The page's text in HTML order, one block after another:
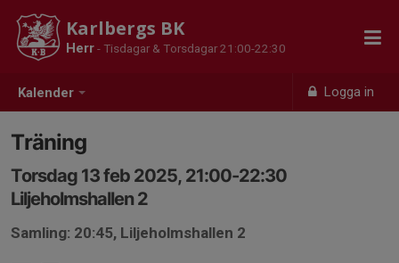
Kalender Logga in
Karlbergs BK
Herr- Tisdagar & Torsdagar 21:00-22:30
Träning
Torsdag 13 feb 2025, 21:00-22:30
Liljeholmshallen 2
Samling: 20:45, Liljeholmshallen 2